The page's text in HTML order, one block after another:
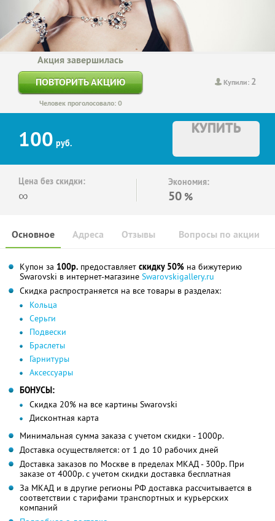
Купили: 2
Акция завершилась
ПОВТОРИТЬ АКЦИЮ
Человек проголосовало: 0
100 руб.
КУПИТЬ
Цена без скидки:
∞
Экономия:
50 %
Основное Отзывы Вопросы по акции
Адреса
Купон за 100р. предоставляет скидку 50% на бижутерию
Swarovski в интернет-магазине Swarovskigallery.ru
Скидка распространяется на все товары в разделах:
Кольца
Серьги
Подвески
Браслеты
Гарнитуры
Аксессуары
БОНУСЫ:
Скидка 20% на все картины Swarovski
Дисконтная карта
Минимальная сумма заказа с учетом скидки - 1000р.
Доставка осуществляется: от 1 до 10 рабочих дней
Доставка заказов по Москве в пределах МКАД - 300р. При
заказе от 4000р. с учетом скидки доставка бесплатная
За МКАД и в другие регионы РФ доставка рассчитывается в
соответствии с тарифами транспортных и курьерских
компаний